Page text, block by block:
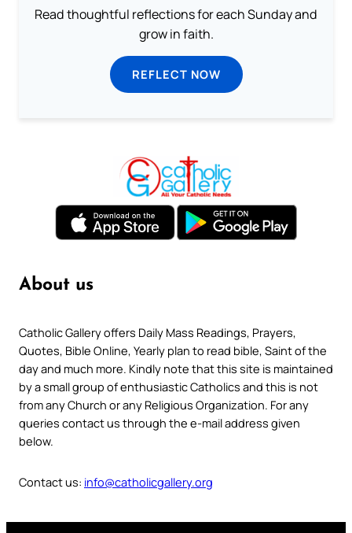
Read thoughtful reflections for each Sunday and
grow in faith.
REFLECT NOW
About us
Catholic Gallery offers Daily Mass Readings, Prayers,
Quotes, Bible Online, Yearly plan to read bible, Saint of the
day and much more. Kindly note that this site is maintained
by a small group of enthusiastic Catholics and this is not
from any Church or any Religious Organization. For any
queries contact us through the e-mail address given
below.
Contact us: info@catholicgallery.org